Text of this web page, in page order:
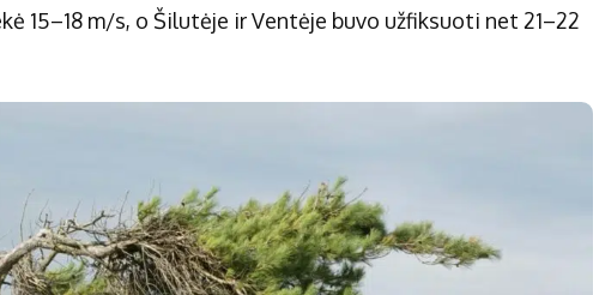
15–18 m/s, o Šilutėje ir Ventėje buvo užfiksuoti net 21–22